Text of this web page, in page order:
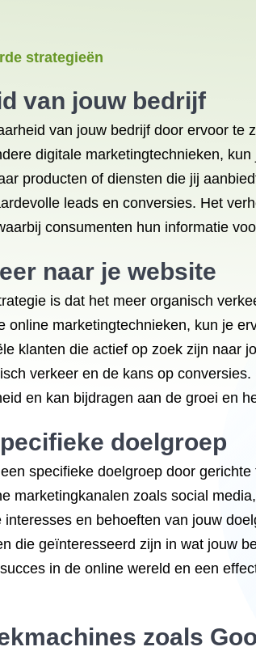
strategieën
van jouw bedrijf
van jouw bedrijf door ervoor te
digitale marketingtechnieken,
producten of diensten die jij
leads en conversies. Het
consumenten hun informatie
naar je website
is dat het meer organisch
marketingtechnieken, kun je
klanten die actief op zoek zijn naar
verkeer en de kans op
en kan bijdragen aan de groei en
doelgroep
specifieke doelgroep door
marketingkanalen zoals social
en behoeften van jouw
die geïnteresseerd zijn in wat jouw
in de online wereld en een
zoals